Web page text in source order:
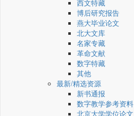
西文特藏
博后研究报告
燕大毕业论文
北大文库
名家专藏
革命文献
数字特藏
其他
最新/精选资源
新书通报
数字教学参考资料
北京大学学位论文